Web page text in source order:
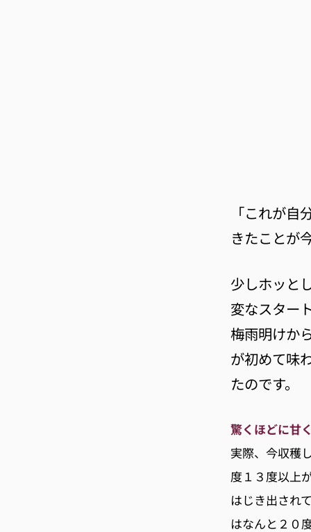
「これが
きたことが
少しホッと
変なスター
梅雨明けか
が初めて味
たのです。
驚くほどに甘
実際、今収穫
度１３度以上
はじき出され
はなんと２０